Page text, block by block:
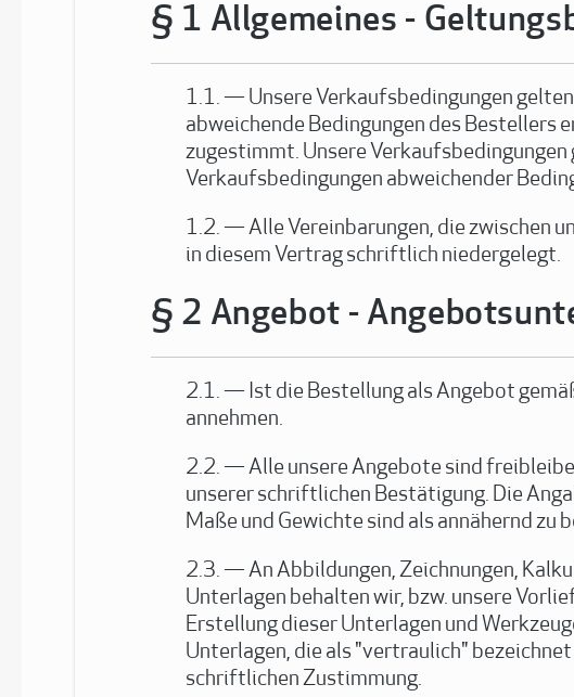
Allgemeines -
Unsere Verkaufsbedingungen
abweichende Bedingungen des Bestellers
zugestimmt. Unsere Verkaufsbedingungen
Verkaufsbedingungen abweichender
Alle Vereinbarungen, die zwischen
in diesem Vertrag schriftlich niedergelegt.
Angebot -
Ist die Bestellung als Angebot
annehmen.
Alle unsere Angebote sind
unserer schriftlichen Bestätigung. Die
Maße und Gewichte sind als annähernd
An Abbildungen, Zeichnungen,
Unterlagen behalten wir, bzw. unsere
Erstellung dieser Unterlagen und
Unterlagen, die als "vertraulich"
schriftlichen Zustimmung.